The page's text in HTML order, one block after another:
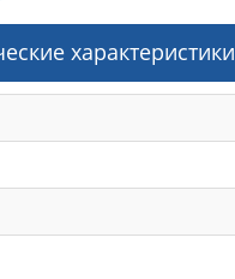
характеристики